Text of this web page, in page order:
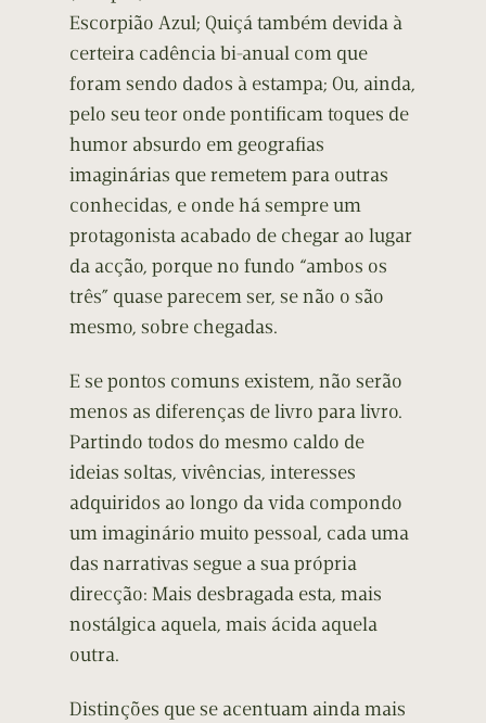
Escorpião Azul; Quiçá também devida à
certeira cadência bi-anual com que
foram sendo dados à estampa; Ou, ainda,
pelo seu teor onde pontificam toques de
humor absurdo em geografias
imaginárias que remetem para outras
conhecidas, e onde há sempre um
protagonista acabado de chegar ao lugar
da acção, porque no fundo “ambos os
três” quase parecem ser, se não o são
mesmo, sobre chegadas.
E se pontos comuns existem, não serão
menos as diferenças de livro para livro.
Partindo todos do mesmo caldo de
ideias soltas, vivências, interesses
adquiridos ao longo da vida compondo
um imaginário muito pessoal, cada uma
das narrativas segue a sua própria
direcção: Mais desbragada esta, mais
nostálgica aquela, mais ácida aquela
outra.
Distinções que se acentuam ainda mais